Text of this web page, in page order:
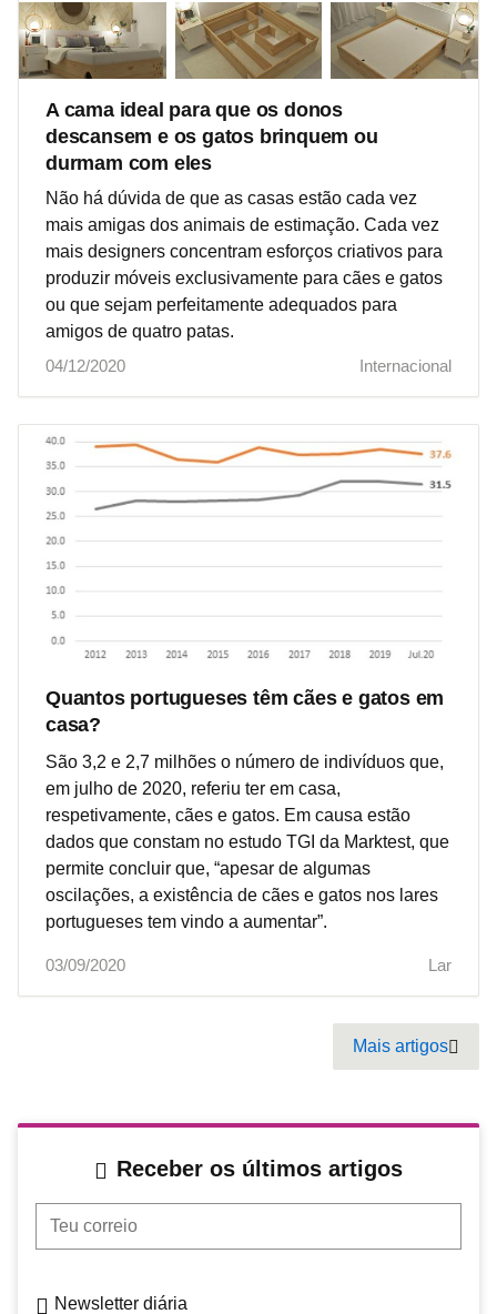
A cama ideal para que os donos
descansem e os gatos brinquem ou
durmam com eles
Não há dúvida de que as casas estão cada vez
mais amigas dos animais de estimação. Cada vez
mais designers concentram esforços criativos para
produzir móveis exclusivamente para cães e gatos
ou que sejam perfeitamente adequados para
amigos de quatro patas.
04/12/2020
Internacional
Quantos portugueses têm cães e gatos em
casa?
São 3,2 e 2,7 milhões o número de indivíduos que,
em julho de 2020, referiu ter em casa,
respetivamente, cães e gatos. Em causa estão
dados que constam no estudo TGI da Marktest, que
permite concluir que, “apesar de algumas
oscilações, a existência de cães e gatos nos lares
portugueses tem vindo a aumentar”.
03/09/2020 Lar
Mais artigos
Receber os últimos artigos
Teu correio
Newsletter diária